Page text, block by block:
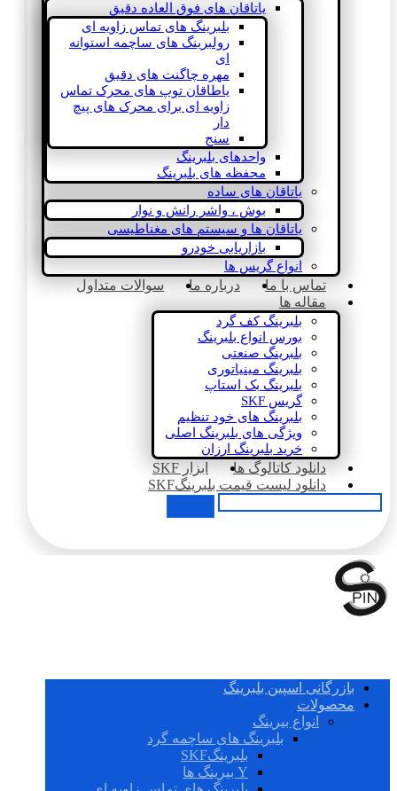
یاتاقان های فوق العاده دقیق
بلبرینگ های تماس زاویه ای
رولبرینگ های ساچمه استوانه
ای
مهره چاگنت های دقیق
یاطاقان توپ های محرک تماس
زاویه ای برای محرک های پیچ
دار
سنج
واحدهای بلبرینگ
محفظه های بلبرینگ
یاتاقان های ساده
بوش ، واشر رانش و نوار
یاتاقان ها و سیستم های مغناطیسی
بازاریابی خودرو
انواع گریس ها
تماس با ما درباره ما
سوالات متداول
مقاله ها
بلبرینگ کف گرد
بورس انواع بلبرینگ
بلبرینگ صنعتی
بلبرینگ مینیاتوری
بلبرینگ بک استاپ
گریس SKF
بلبرینگ های خود تنظیم
ویژگی های بلبرینگ اصلی
خرید بلبرینگ ارزان
دانلود کاتالوگ ها
ابزار SKF
دانلود لیست قیمت بلبرینگSKF
بازرگانی اسپین بلبرینگ
محصولات
انواع بیرینگ
بلبرینگ های ساچمه گرد
بلبرینگSKF
Y بیرینگ ها